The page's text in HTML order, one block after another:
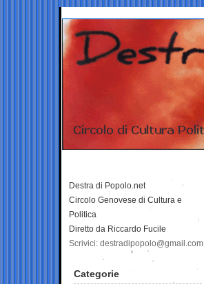
Destra di Popolo.net
Circolo Genovese di Cultura e
Politica
Diretto da Riccardo Fucile
Scrivici: destradipopolo@gmail.com
Categorie